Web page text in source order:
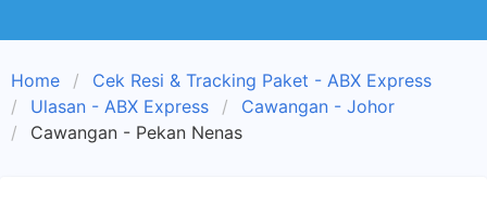
Home
Cek Resi & Tracking Paket - ABX Express
Ulasan - ABX Express
Cawangan - Johor
Cawangan - Pekan Nenas